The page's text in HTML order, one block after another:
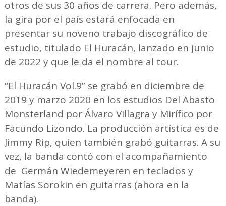
otros de sus 30 años de carrera. Pero además,
la gira por el país estará enfocada en
presentar su noveno trabajo discográfico de
estudio, titulado El Huracán, lanzado en junio
de 2022 y que le da el nombre al tour.
“El Huracán Vol.9” se grabó en diciembre de
2019 y marzo 2020 en los estudios Del Abasto
Monsterland por Álvaro Villagra y Mirífico por
Facundo Lizondo. La producción artística es de
Jimmy Rip, quien también grabó guitarras. A su
vez, la banda contó con el acompañamiento
de Germán Wiedemeyeren en teclados y
Matías Sorokin en guitarras (ahora en la
banda).